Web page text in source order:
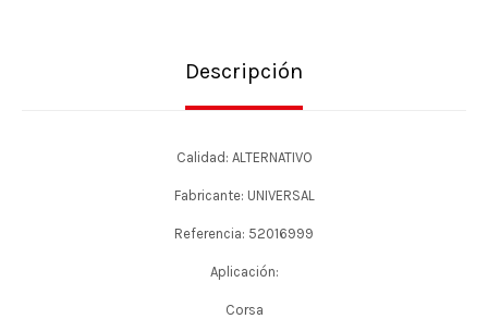
Descripción
Calidad: ALTERNATIVO
Fabricante: UNIVERSAL
Referencia: 52016999
Aplicación:
Corsa